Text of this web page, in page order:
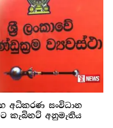
අධිකරණ සංවිධාන
කැබිනට් අනුමැතිය